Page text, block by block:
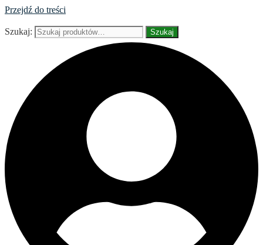
Przejdź do treści
Szukaj: Szukaj